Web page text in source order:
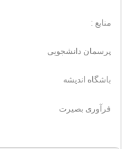
منابع :
پرسمان دانشجویی
باشگاه اندیشه
فرآوری بصیرت